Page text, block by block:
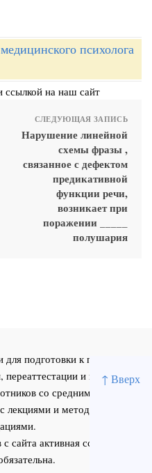
↑ Вверх
психолога
ссылкой на наш сайт
СЛЕДУЮЩАЯ ЗАПИСЬ
Нарушение линейной
схемы фразы ,
связанное с дефектом
предикативной
функции речи,
возникает при
поражении _____
полушария
подготовки к первичной
переаттестации и повышения
со средним и высшим
и методическими
активная ссылка на